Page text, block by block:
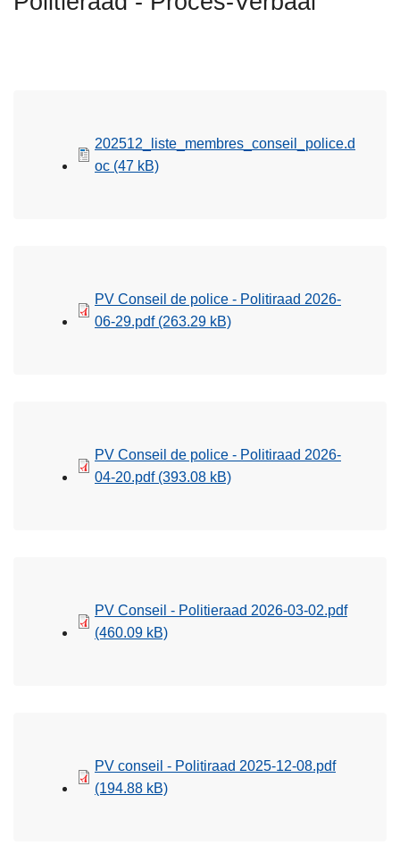
202512_liste_membres_conseil_police.d
oc (47 kB)
PV Conseil de police - Politiraad 2026-
06-29.pdf (263.29 kB)
PV Conseil de police - Politiraad 2026-
04-20.pdf (393.08 kB)
PV Conseil - Politieraad 2026-03-02.pdf
(460.09 kB)
PV conseil - Politiraad 2025-12-08.pdf
(194.88 kB)